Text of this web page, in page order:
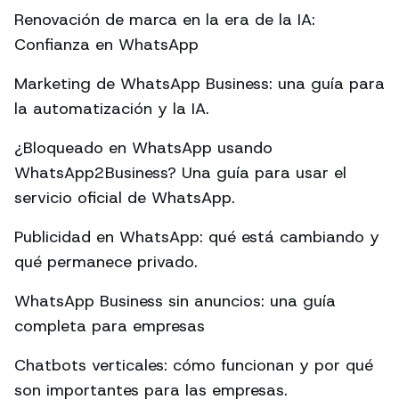
Renovación de marca en la era de la IA:
Confianza en WhatsApp
Marketing de WhatsApp Business: una guía para
la automatización y la IA.
¿Bloqueado en WhatsApp usando
WhatsApp2Business? Una guía para usar el
servicio oficial de WhatsApp.
Publicidad en WhatsApp: qué está cambiando y
qué permanece privado.
WhatsApp Business sin anuncios: una guía
completa para empresas
Chatbots verticales: cómo funcionan y por qué
son importantes para las empresas.